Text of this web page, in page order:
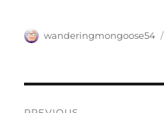
Author
wanderingmongoose54